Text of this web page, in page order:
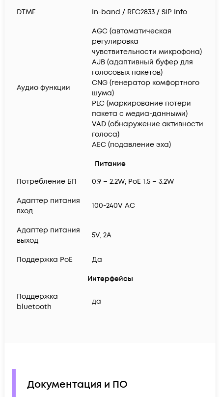
DTMF
In-band / RFC2833 / SIP Info
Аудио функции
AGC (автоматическая
регулировка
чувствительности микрофона)
AJB (адаптивный буфер для
голосовых пакетов)
CNG (генератор комфортного
шума)
PLC (маркирование потери
пакета с медиа-данными)
VAD (обнаружение активности
голоса)
AEC (подавление эха)
Питание
Потребление БП
0.9 – 2.2W; PoE 1.5 – 3.2W
Адаптер питания
вход
100-240V AC
Адаптер питания
выход
5V, 2A
Поддержка PoE Да
Интерфейсы
Поддержка
bluetooth
да
Документация и ПО